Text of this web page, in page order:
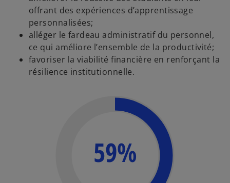
offrant des expériences d’apprentissage
personnalisées;
alléger le fardeau administratif du personnel,
ce qui améliore l’ensemble de la productivité;
favoriser la viabilité financière en renforçant la
résilience institutionnelle.
59%